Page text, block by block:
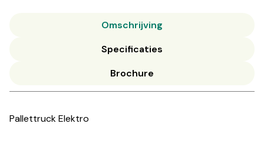
Omschrijving
Specificaties
Brochure
Pallettruck Elektro